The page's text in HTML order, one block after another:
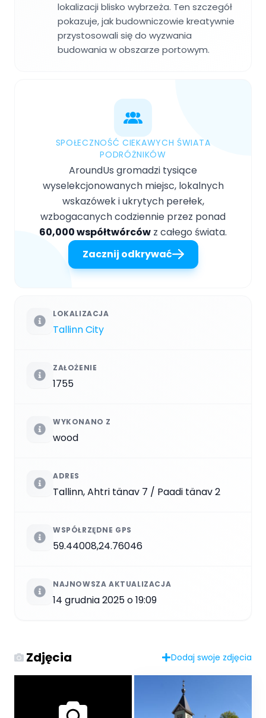
lokalizacji blisko wybrzeża. Ten szczegół
pokazuje, jak budowniczowie kreatywnie
przystosowali się do wyzwania
budowania w obszarze portowym.
SPOŁECZNOŚĆ CIEKAWYCH ŚWIATA
PODRÓŻNIKÓW
AroundUs gromadzi tysiące
wyselekcjonowanych miejsc, lokalnych
wskazówek i ukrytych perełek,
wzbogacanych codziennie przez ponad
60,000 współtwórców z całego świata.
Zacznij odkrywać
LOKALIZACJA
Tallinn City
ZAŁOŻENIE
1755
WYKONANO Z
wood
ADRES
Tallinn, Ahtri tänav 7 / Paadi tänav 2
WSPÓŁRZĘDNE GPS
59.44008,24.76046
NAJNOWSZA AKTUALIZACJA
14 grudnia 2025 o 19:09
Zdjęcia Dodaj swoje zdjęcia